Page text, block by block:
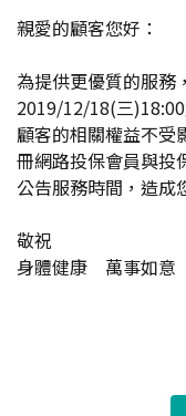
親愛的顧客您好：
為提供更優質的服務
2019/12/18(三
顧客的相關權益不受
冊網路投保會員與投
公告服務時間，造成
敬祝
身體健康 萬事如意